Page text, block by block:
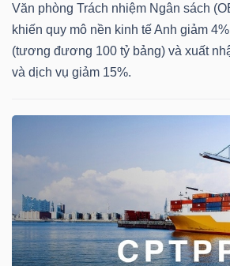
Văn phòng Trách nhiệm Ngân sách
khiến quy mô nền kinh tế Anh giảm
(tương đương 100 tỷ bảng) và xuất
và dịch vụ giảm 15%.
DƯƠNG
PHÂN
TÍCH